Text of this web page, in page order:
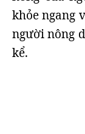
khỏe ngang
người nông
kể.